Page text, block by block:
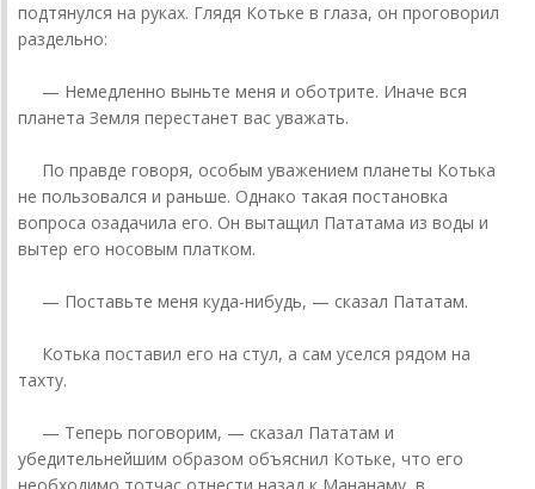
подтянулся на руках. Глядя Котьке в глаза, он проговорил
раздельно:
— Немедленно выньте меня и оботрите. Иначе вся
планета Земля перестанет вас уважать.
По правде говоря, особым уважением планеты Котька
не пользовался и раньше. Однако такая постановка
вопроса озадачила его. Он вытащил Пататама из воды и
вытер его носовым платком.
— Поставьте меня куда-нибудь, — сказал Пататам.
Котька поставил его на стул, а сам уселся рядом на
тахту.
— Теперь поговорим, — сказал Пататам и
убедительнейшим образом объяснил Котьке, что его